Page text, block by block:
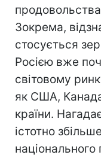
Зокрема,
стосується
Росією вже
світовому
як США,
країни.
істотно